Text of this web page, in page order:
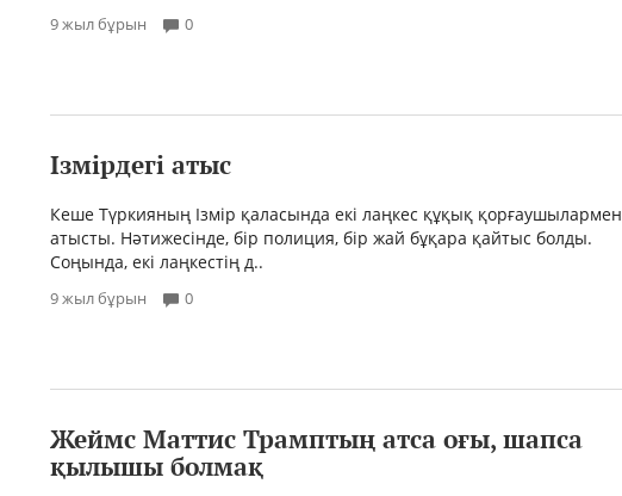
9 жыл бұрын 0
Ізмірдегі атыс
Кеше Түркияның Ізмір қаласында екі лаңкес құқық қорғаушылармен
атысты. Нәтижесінде, бір полиция, бір жай бұқара қайтыс болды.
Соңында, екі лаңкестің д..
9 жыл бұрын 0
Жеймс Маттис Трамптың атса оғы, шапса
қылышы болмақ